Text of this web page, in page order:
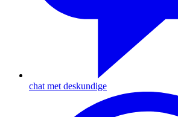
chat met deskundige